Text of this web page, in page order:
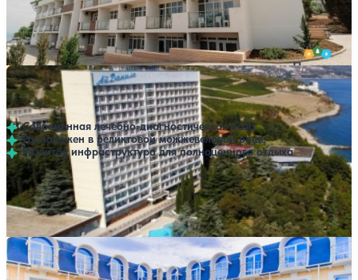
Профилей лечения:6
Расстояние до пляжа: 50 метров.
Санаторий Ай-Даниль
4.6498 отзывов
Гурзуф
Современная лечебно-диагностическая база
Расположен в реликтовой можжевеловой роще
Развитая инфраструктура для полноценного отдыха
Профилей лечения:11 Крытый бассейн Открытый бассейн
Нет цен или свободных мест на
Выбрать другой вариант
Лечебно-оздоровительный комплекс Неумывакина
4.757 отзывов
Алушта
Нет цен или свободных мест на выбранные даты
Выбрать другой вариант